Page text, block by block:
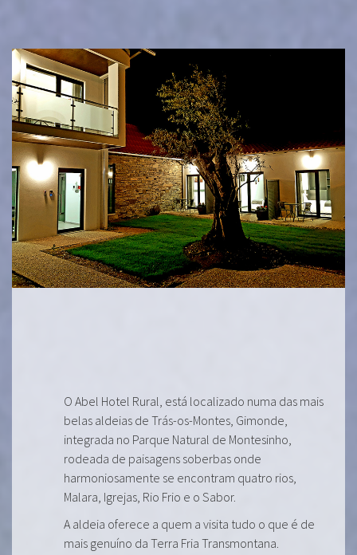
O Abel Hotel Rural, está localizado numa das mais
belas aldeias de Trás-os-Montes, Gimonde,
integrada no Parque Natural de Montesinho,
rodeada de paisagens soberbas onde
harmoniosamente se encontram quatro rios,
Malara, Igrejas, Rio Frio e o Sabor.
A aldeia oferece a quem a visita tudo o que é de
mais genuíno da Terra Fria Transmontana.